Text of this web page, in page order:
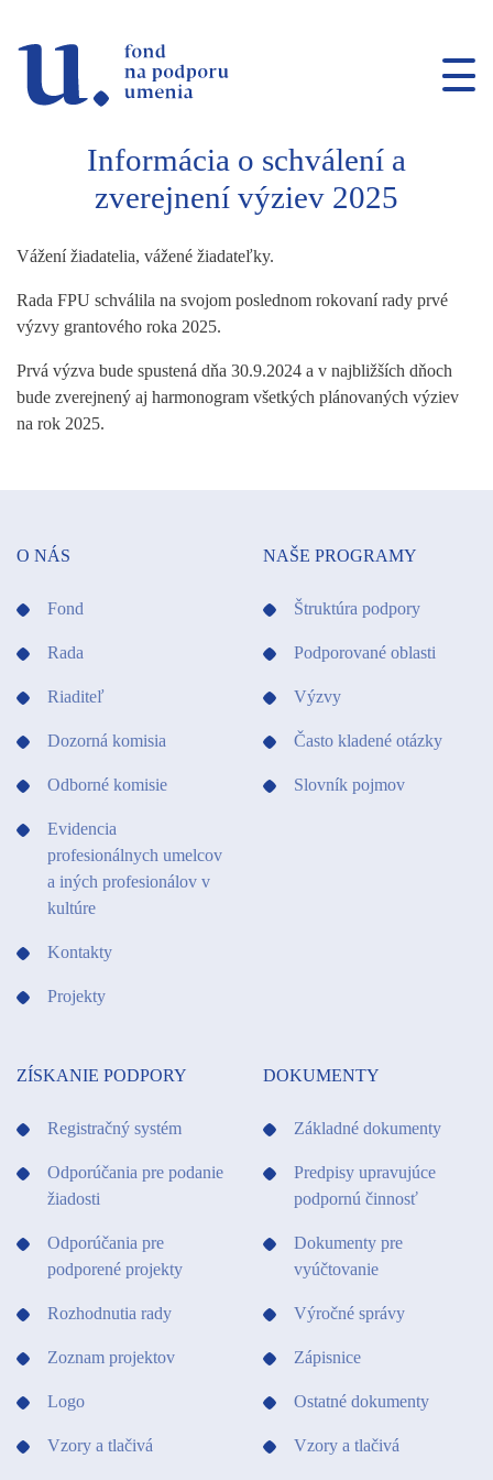
Informácia o schválení a
zverejnení výziev 2025
Vážení žiadatelia, vážené žiadateľky.
Rada FPU schválila na svojom poslednom rokovaní rady prvé
výzvy grantového roka 2025.
Prvá výzva bude spustená dňa 30.9.2024 a v najbližších dňoch
bude zverejnený aj harmonogram všetkých plánovaných výziev
na rok 2025.
O NÁS
Fond
Rada
Riaditeľ
Dozorná komisia
Odborné komisie
Evidencia
profesionálnych umelcov
a iných profesionálov v
kultúre
Kontakty
Projekty
NAŠE PROGRAMY
Štruktúra podpory
Podporované oblasti
Výzvy
Často kladené otázky
Slovník pojmov
ZÍSKANIE PODPORY
Registračný systém
Odporúčania pre podanie
žiadosti
Odporúčania pre
podporené projekty
Rozhodnutia rady
Zoznam projektov
Logo
Vzory a tlačivá
DOKUMENTY
Základné dokumenty
Predpisy upravujúce
podpornú činnosť
Dokumenty pre
vyúčtovanie
Výročné správy
Zápisnice
Ostatné dokumenty
Vzory a tlačivá